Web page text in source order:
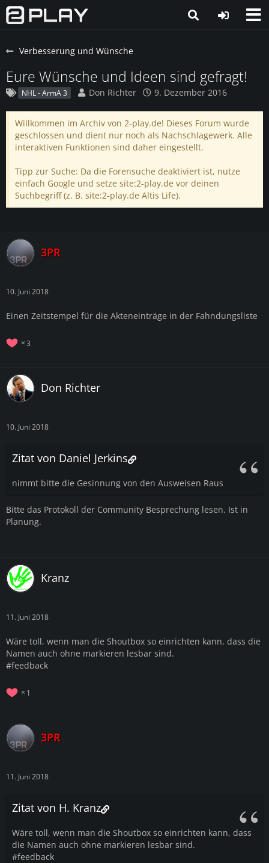
Verbesserung und Wünsche
Eure Wünsche und Ideen sind gefragt!
NHL - ArmA 3 Don Richter 9. Dezember 2016
Willkommen im Archiv von 2-play.de! Dieses Forum wurde
geschlossen und dient nur noch als Nachschlagewerk. Alle
interaktiven Funktionen sind daher eingestellt.
Tipp zur Suche: Da die Forensuche deaktiviert ist, nutze
einfach Google und setze site:2-play.de vor deinen
Suchbegriff (z. B. site:2-play.de Altis Life).
3PR
10. Juni 2018
Einen Zeitstempel für die Akteneinträge in der Fahndungsliste
3
Don Richter
10. Juni 2018
Zitat von Daniel Jerkins
nimmt bitte die Gesinnung von den Ausweisen Raus
Bitte das Protokoll der Community Besprechung lesen. Ist in
Planung.
Kranz
11. Juni 2018
Wäre toll, wenn man die Shoutbox so einrichten kann, dass die
Namen auch ohne markieren lesbar sind.
#feedback
1
3PR
11. Juni 2018
Zitat von H. Kranz
Wäre toll, wenn man die Shoutbox so einrichten kann, dass
die Namen auch ohne markieren lesbar sind.
#feedback